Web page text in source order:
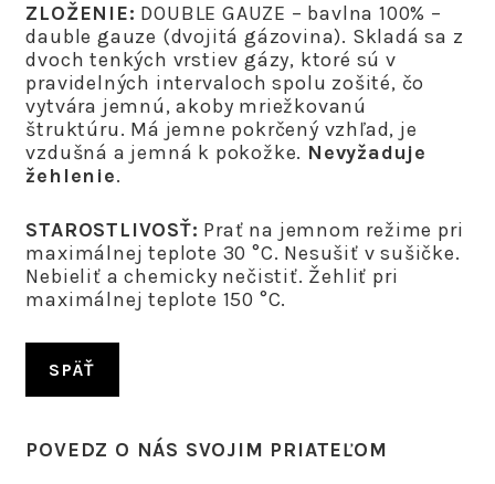
ZLOŽENIE: DOUBLE GAUZE – bavlna 100% –
dauble gauze (dvojitá gázovina). Skladá sa z
dvoch tenkých vrstiev gázy, ktoré sú v
pravidelných intervaloch spolu zošité, čo
vytvára jemnú, akoby mriežkovanú
štruktúru. Má jemne pokrčený vzhľad, je
vzdušná a jemná k pokožke. Nevyžaduje
žehlenie.
STAROSTLIVOSŤ: Prať na jemnom režime pri
maximálnej teplote 30 °C. Nesušiť v sušičke.
Nebieliť a chemicky nečistiť. Žehliť pri
maximálnej teplote 150 °C.
SPÄŤ
POVEDZ O NÁS SVOJIM PRIATEĽOM